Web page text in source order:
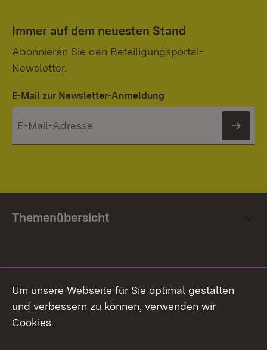
Immer auf dem neuesten Stand
Abonnieren Sie den Beteiligungsportal-
Newsletter.
E-Mail zur Newsletter-Anmeldung
Themenübersicht
Facebook
Um unsere Webseite für Sie optimal gestalten
und verbessern zu können, verwenden wir
Cookies.